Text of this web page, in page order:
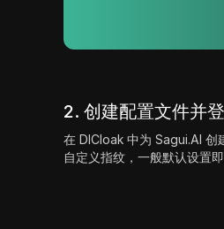
2. 创建配置文件并
在 DICloak 中为 Sagui.AI 创
自定义指纹，一般默认设置即